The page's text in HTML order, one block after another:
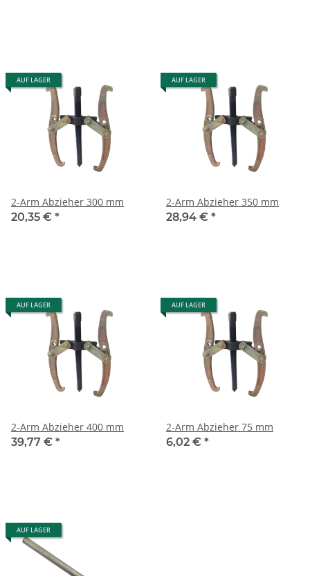
AUF LAGER
2-Arm Abzieher 300 mm
20,35 € *
AUF LAGER
2-Arm Abzieher 350 mm
28,94 € *
AUF LAGER
2-Arm Abzieher 400 mm
39,77 € *
AUF LAGER
2-Arm Abzieher 75 mm
6,02 € *
AUF LAGER